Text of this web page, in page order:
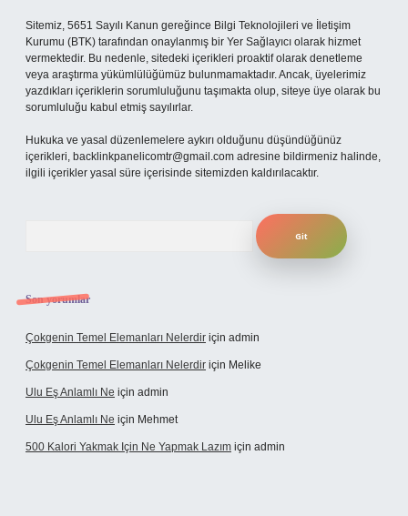
Sitemiz, 5651 Sayılı Kanun gereğince Bilgi Teknolojileri ve İletişim
Kurumu (BTK) tarafından onaylanmış bir Yer Sağlayıcı olarak hizmet
vermektedir. Bu nedenle, sitedeki içerikleri proaktif olarak denetleme
veya araştırma yükümlülüğümüz bulunmamaktadır. Ancak, üyelerimiz
yazdıkları içeriklerin sorumluluğunu taşımakta olup, siteye üye olarak bu
sorumluluğu kabul etmiş sayılırlar.
Hukuka ve yasal düzenlemelere aykırı olduğunu düşündüğünüz
içerikleri, backlinkpanelicomtr@gmail.com adresine bildirmeniz halinde,
ilgili içerikler yasal süre içerisinde sitemizden kaldırılacaktır.
Son yorumlar
Çokgenin Temel Elemanları Nelerdir için admin
Çokgenin Temel Elemanları Nelerdir için Melike
Ulu Eş Anlamlı Ne için admin
Ulu Eş Anlamlı Ne için Mehmet
500 Kalori Yakmak Için Ne Yapmak Lazım için admin